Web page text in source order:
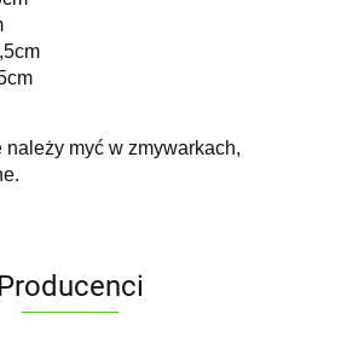
myć w zmywarkach,
Producenci